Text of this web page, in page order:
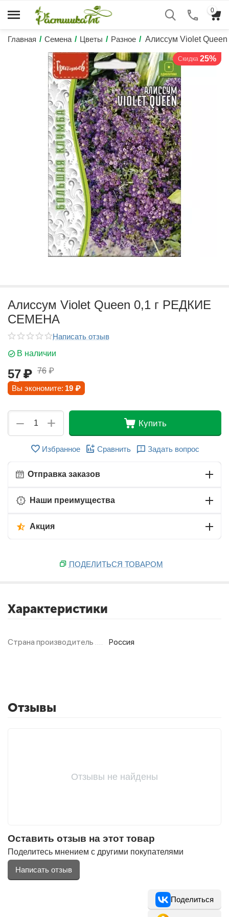
0
Главная / Семена / Цветы / Разное / Алиссум Violet
Скидка 25%
Алиссум Violet Queen 0,1 г РЕДКИЕ
СЕМЕНА
Написать отзыв
В наличии
57₽ 76 ₽
Вы экономите: 19 ₽
+
− Купить
Избранное Сравнить Задать вопрос
Отправка заказов
Наши преимущества
Акция
ПОДЕЛИТЬСЯ ТОВАРОМ
Характеристики
Страна производитель Россия
Отзывы
Отзывы не найдены
Оставить отзыв на этот товар
Поделитесь мнением с другими покупателями
Написать отзыв
Поделиться